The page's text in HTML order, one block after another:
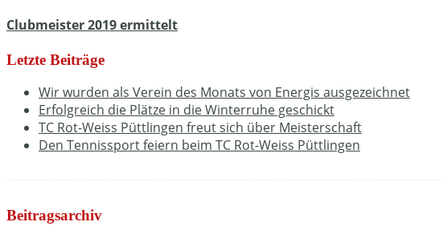
Clubmeister 2019 ermittelt
Letzte Beiträge
Wir wurden als Verein des Monats von Energis ausgezeichnet
Erfolgreich die Plätze in die Winterruhe geschickt
TC Rot-Weiss Püttlingen freut sich über Meisterschaft
Den Tennissport feiern beim TC Rot-Weiss Püttlingen
Beitragsarchiv